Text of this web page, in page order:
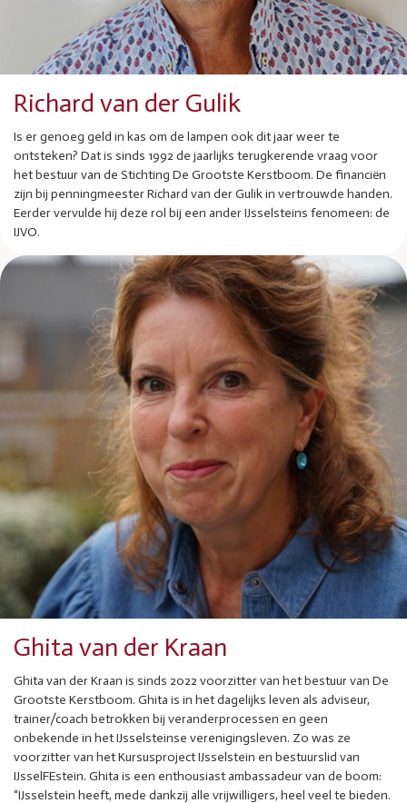
Richard van der Gulik
Is er genoeg geld in kas om de lampen ook dit jaar weer te
ontsteken? Dat is sinds 1992 de jaarlijks terugkerende vraag voor
het bestuur van de Stichting De Grootste Kerstboom. De financiën
zijn bij penningmeester Richard van der Gulik in vertrouwde handen.
Eerder vervulde hij deze rol bij een ander IJsselsteins fenomeen: de
IJVO.
Ghita van der Kraan
Ghita van der Kraan is sinds 2022 voorzitter van het bestuur van De
Grootste Kerstboom. Ghita is in het dagelijks leven als adviseur,
trainer/coach betrokken bij veranderprocessen en geen
onbekende in het IJsselsteinse verenigingsleven. Zo was ze
voorzitter van het Kursusproject IJsselstein en bestuurslid van
IJsselFEstein. Ghita is een enthousiast ambassadeur van de boom:
“IJsselstein heeft, mede dankzij alle vrijwilligers, heel veel te bieden.